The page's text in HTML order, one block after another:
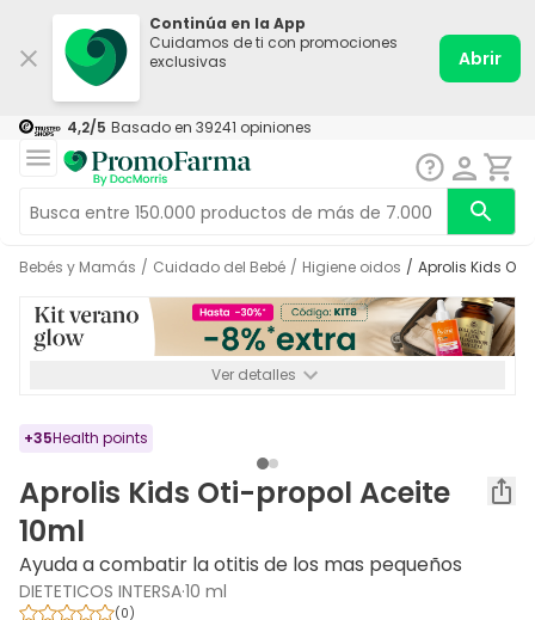
Continúa en la App
Cuidamos de ti con promociones
exclusivas
Abrir
4,2/5 Basado en 39241 opiniones
Bebés y Mamás / Cuidado del Bebé / Higiene oidos / Aprolis Kids
Ver detalles
+35Health points
Aprolis Kids Oti-propol Aceite
10ml
Ayuda a combatir la otitis de los mas pequeños
DIETETICOS INTERSA·10 ml
(0)